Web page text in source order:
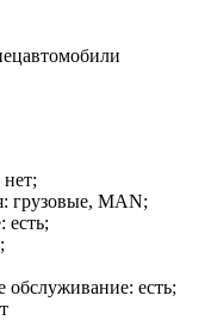
грузовые, MAN;
есть;
обслуживание: есть;